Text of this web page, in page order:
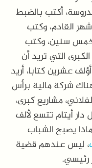
أكتب بالضبط
القادم، وكتب
خمس سنين، وكتب
التي تريد أن
عشرين كتابا، أريد
شركة مالية برأس
مشاريع كبرى،
أيتام تتسع لألف
يصبح الشباب
، ليس عندهم قضية
رئيسي.